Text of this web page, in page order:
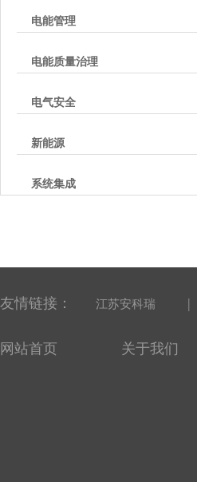
电能管理
电能质量治理
电气安全
新能源
系统集成
友情链接： 江苏安科瑞 |
网站首页 关于我们